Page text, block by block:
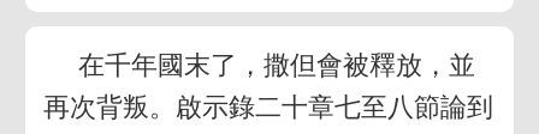
在千年國末了，撒但會被釋放，並
再次背叛。啟示錄二十章七至八節論到